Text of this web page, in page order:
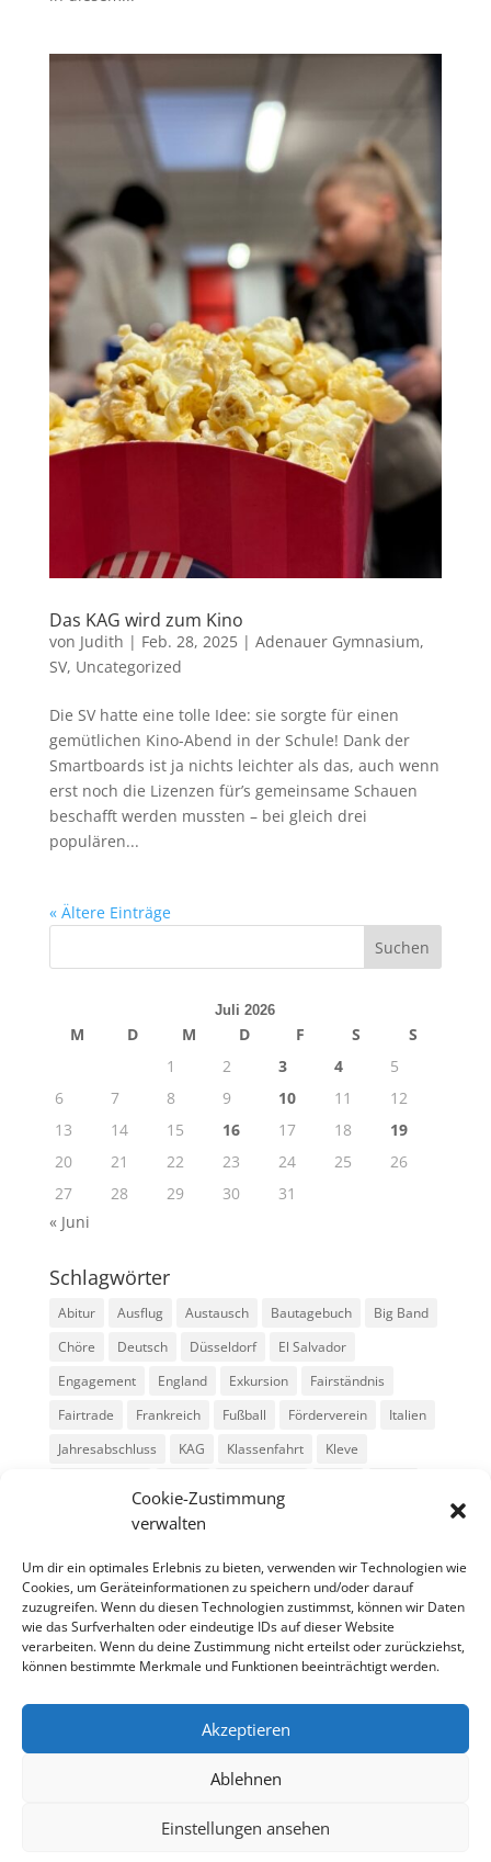
Cookie-Zustimmung
verwalten
Um dir ein optimales Erlebnis zu bieten, verwenden wir Technologien wie
Cookies, um Geräteinformationen zu speichern und/oder darauf
zuzugreifen. Wenn du diesen Technologien zustimmst, können wir Daten
wie das Surfverhalten oder eindeutige IDs auf dieser Website
verarbeiten. Wenn du deine Zustimmung nicht erteilst oder zurückziehst,
können bestimmte Merkmale und Funktionen beeinträchtigt werden.
Akzeptieren
Ablehnen
Einstellungen ansehen
Das KAG wird zum Kino
von Judith | Feb. 28, 2025| Adenauer Gymnasium,
SV, Uncategorized
Die SV hatte eine tolle Idee: sie sorgte für einen
gemütlichen Kino-Abend in der Schule! Dank der
Smartboards ist ja nichts leichter als das, auch wenn
erst noch die Lizenzen für’s gemeinsame Schauen
beschafft werden mussten – bei gleich drei
populären...
« Ältere Einträge
Juli 2026
M D M D F S
S
1
2 3 4
5
6
7 8 9 10 11
12
13
14 15 16 17 18
19
20
21 22 23 24 25
26
27
28 29 30
31
« Juni
Schlagwörter
Abitur Ausflug Austausch Bautagebuch
Big Band
Chöre
Deutsch Düsseldorf
El Salvador
Engagement
England Exkursion
Fairständnis
Fairtrade
Frankreich Fußball Förderverein
Italien
Jahresabschluss
KAG Klassenfahrt
Kleve
Musik
Sport
Stadtradeln SV
Tag der offenen Tür
Theater
USA Weihnachten WPU Xanten